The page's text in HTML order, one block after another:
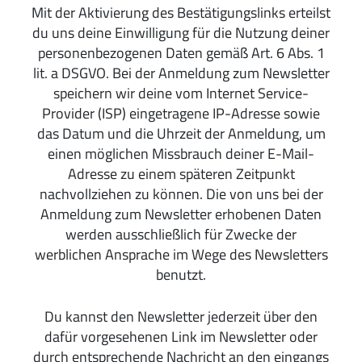
Mit der Aktivierung des Bestätigungslinks erteilst
du uns deine Einwilligung für die Nutzung deiner
personenbezogenen Daten gemäß Art. 6 Abs. 1
lit. a DSGVO. Bei der Anmeldung zum Newsletter
speichern wir deine vom Internet Service-
Provider (ISP) eingetragene IP-Adresse sowie
das Datum und die Uhrzeit der Anmeldung, um
einen möglichen Missbrauch deiner E-Mail-
Adresse zu einem späteren Zeitpunkt
nachvollziehen zu können. Die von uns bei der
Anmeldung zum Newsletter erhobenen Daten
werden ausschließlich für Zwecke der
werblichen Ansprache im Wege des Newsletters
benutzt.
Du kannst den Newsletter jederzeit über den
dafür vorgesehenen Link im Newsletter oder
durch entsprechende Nachricht an den eingangs